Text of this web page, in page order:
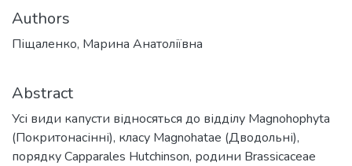
Authors
Піщаленко, Марина Анатоліївна
Abstract
Усі види капусти відносяться до відділу Magnohophyta
(Покритонасінні), класу Magnohatae (Дводольні),
порядку Capparales Hutchinson, родини Brassicaceae